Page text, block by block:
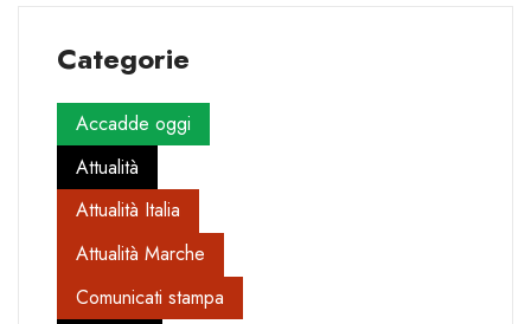
Categorie
Accadde oggi
Attualità
Attualità Italia
Attualità Marche
Comunicati stampa